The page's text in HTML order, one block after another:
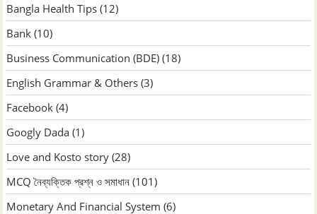
Bangla Health Tips (12)
Bank (10)
Business Communication (BDE) (18)
English Grammar & Others (3)
Facebook (4)
Googly Dada (1)
Love and Kosto story (28)
MCQ নৈব্যক্তিক প্রশ্ন ও সমাধান (101)
Monetary And Financial System (6)